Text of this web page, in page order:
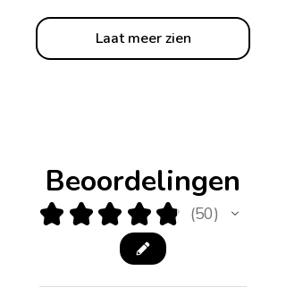
Laat meer zien
Beoordelingen
★ ★ ★ ★ ★ 50
50